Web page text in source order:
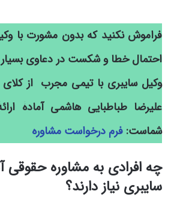
فراموش نکنید که بدون مشورت با
احتمال خطا و شکست در دعاوی
وکیل سایبری با تیمی مجرب از
علیرضا طباطبایی هاشمی آمادۀ
شماست: فرم درخواست مشاوره
چه افرادی به مشاوره حقوقی
سایبری نیاز دارند؟